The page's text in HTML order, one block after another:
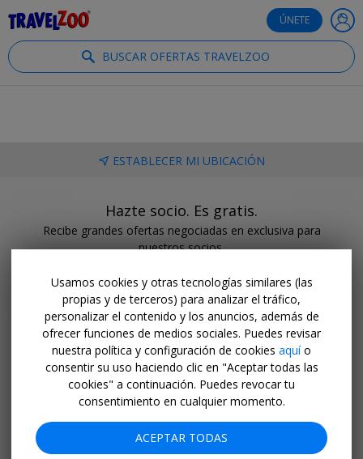
ÚNETE
BUSCAR OFERTAS TRAVELZOO
ESTABLECER MI UBICACIÓN
Hazte socio. Es gratis.
Recibe grandes ofertas negociadas en exclusiva para
nuestros socios.
HAZTE SOCIO
APP PARA MÓVIL
FacebookInstagramLinkedIn
Usamos cookies y otras tecnologías similares (las
propias y de terceros) para analizar el tráfico,
personalizar el contenido y los anuncios, además de
ofrecer funciones de medios sociales. Puedes revisar
nuestra política y configuración de cookies aquío
consentir su uso haciendo clic en "Aceptar todas las
cookies" a continuación. Puedes revocar tu
consentimiento en cualquier momento.
ACEPTAR TODAS